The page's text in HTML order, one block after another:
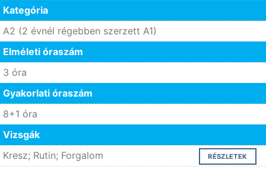
Kategória
A2 (2 évnél régebben szerzett A1)
Elméleti óraszám
3 óra
Gyakorlati óraszám
8+1 óra
Vizsgák
Kresz; Rutin; Forgalom
RÉSZLETEK